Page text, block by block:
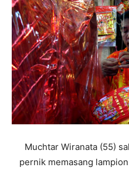
Muchtar Wiranata (55)
pernik memasang